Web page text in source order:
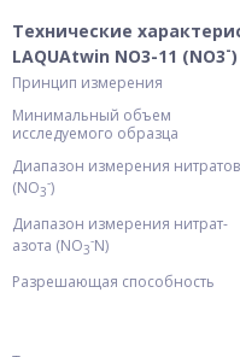
Технические
LAQUAtwin NO3-11 (NO3-)
Принцип измерения
Минимальный объем
исследуемого образца
Диапазон измерения нитратов
(NO3
-)
Диапазон измерения нитрат-
азота (NO3
-N)
Разрешающая способность